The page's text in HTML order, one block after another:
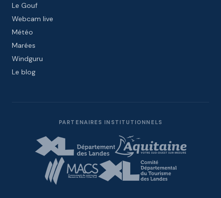
Le Gouf
Webcam live
Météo
Marées
Windguru
Le blog
PARTENAIRES INSTITUTIONNELS